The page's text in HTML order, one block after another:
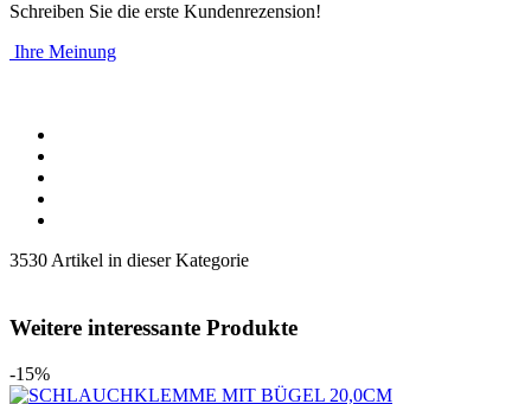
Schreiben Sie die erste Kundenrezension!
Ihre Meinung
3530 Artikel in dieser Kategorie
Weitere interessante Produkte
-15%